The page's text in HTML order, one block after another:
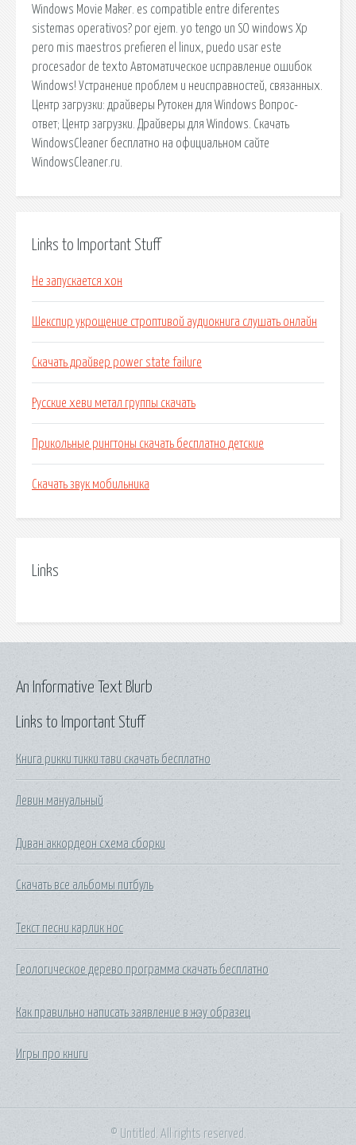
Windows Movie Maker. es compatible entre diferentes
sistemas operativos? por ejem. yo tengo un SO windows Xp
pero mis maestros prefieren el linux, puedo usar este
procesador de texto Автоматическое исправление ошибок
Windows! Устранение проблем и неисправностей, связанных.
Центр загрузки: драйверы Рутокен для Windows Вопрос-
ответ; Центр загрузки. Драйверы для Windows. Скачать
WindowsCleaner бесплатно на официальном сайте
WindowsCleaner.ru.
Links to Important Stuff
Не запускается хон
Шекспир укрощение строптивой аудиокнига слушать онлайн
Скачать драйвер power state failure
Русские хеви метал группы скачать
Прикольные рингтоны скачать бесплатно детские
Скачать звук мобильника
Links
Links to Important Stuff
Книга рикки тикки тави скачать бесплатно
Левин мануальный
Диван аккордеон схема сборки
Скачать все альбомы питбуль
Текст песни карлик нос
Геологическое дерево программа скачать бесплатно
Как правильно написать заявление в жэу образец
Игры про книги
An Informative Text Blurb
© Untitled. All rights reserved.